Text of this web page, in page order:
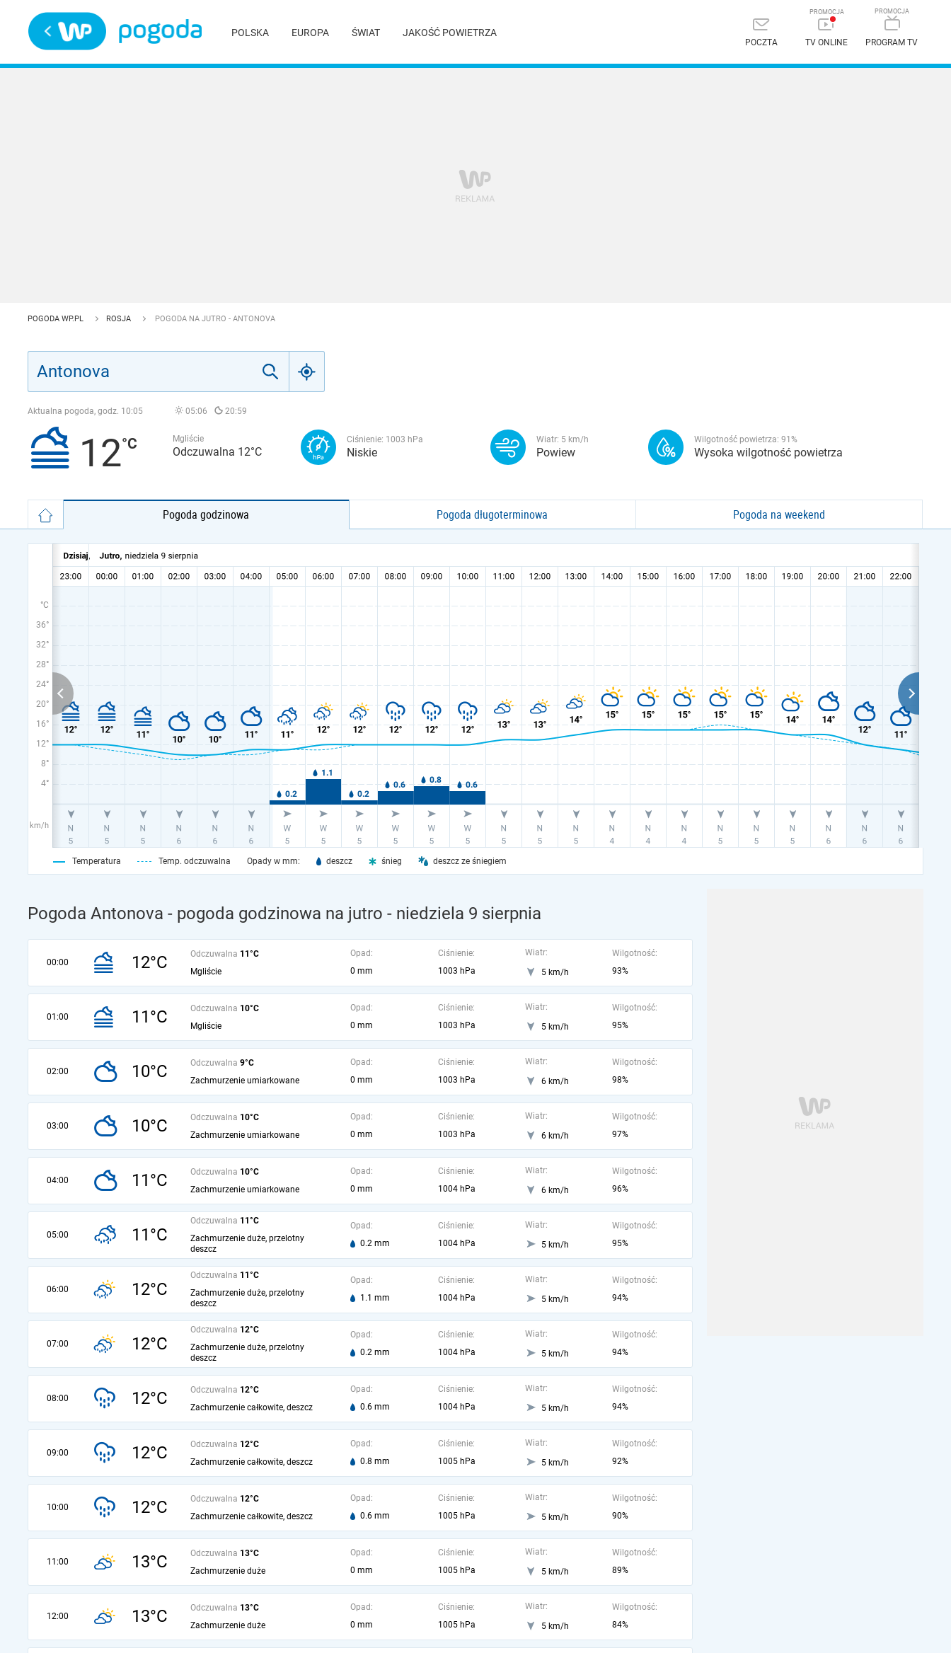
POLSKA EUROPA ŚWIAT JAKOŚĆ POWIETRZA
POCZTA TV ONLINE PROGRAM TV
POGODA WP.PL ROSJA POGODA NA JUTRO - ANTONOVA
Aktualna pogoda, godz. 10:05 05:06 20:59
12 Mgliście
Odczuwalna 12°C
Ciśnienie: 1003 hPa
Niskie
Wiatr: 5 km/h
Powiew
Wilgotność powietrza: 91 %
Wysoka wilgotność powietrza
Pogoda godzinowa Pogoda długoterminowa Pogoda na weekend
°C
36°
32°
28°
24°
20°
16°
12°
8°
4°
km/h
Temperatura Temp. odczuwalna Opady w mm: deszcz śnieg deszcz ze śniegiem
Pogoda Antonova - pogoda godzinowa na jutro - niedziela 9 sierpnia
00:00 12°C Odczuwalna 11°C
Mgliście
Opad:
0 mm
Ciśnienie:
1003 hPa
Wiatr:
5 km/h
Wilgotność:
93%
01:00 11°C Odczuwalna 10°C
Mgliście
Opad:
0 mm
Ciśnienie:
1003 hPa
Wiatr:
5 km/h
Wilgotność:
95%
02:00 10°C Odczuwalna 9°C
Zachmurzenie umiarkowane
Opad:
0 mm
Ciśnienie:
1003 hPa
Wiatr:
6 km/h
Wilgotność:
98%
03:00 10°C Odczuwalna 10°C
Zachmurzenie umiarkowane
Opad:
0 mm
Ciśnienie:
1003 hPa
Wiatr:
6 km/h
Wilgotność:
97%
04:00 11°C Odczuwalna 10°C
Zachmurzenie umiarkowane
Opad:
0 mm
Ciśnienie:
1004 hPa
Wiatr:
6 km/h
Wilgotność:
96%
05:00 11°C
Odczuwalna 11°C
Zachmurzenie duże, przelotny
deszcz
Opad:
0.2 mm
Ciśnienie:
1004 hPa
Wiatr:
5 km/h
Wilgotność:
95%
06:00 12°C
Odczuwalna 11°C
Zachmurzenie duże, przelotny
deszcz
Opad:
1.1 mm
Ciśnienie:
1004 hPa
Wiatr:
5 km/h
Wilgotność:
94%
07:00 12°C
Odczuwalna 12°C
Zachmurzenie duże, przelotny
deszcz
Opad:
0.2 mm
Ciśnienie:
1004 hPa
Wiatr:
5 km/h
Wilgotność:
94%
08:00 12°C Odczuwalna 12°C
Zachmurzenie całkowite, deszcz
Opad:
0.6 mm
Ciśnienie:
1004 hPa
Wiatr:
5 km/h
Wilgotność:
94%
09:00 12°C Odczuwalna 12°C
Zachmurzenie całkowite, deszcz
Opad:
0.8 mm
Ciśnienie:
1005 hPa
Wiatr:
5 km/h
Wilgotność:
92%
10:00 12°C Odczuwalna 12°C
Zachmurzenie całkowite, deszcz
Opad:
0.6 mm
Ciśnienie:
1005 hPa
Wiatr:
5 km/h
Wilgotność:
90%
11:00 13°C Odczuwalna 13°C
Zachmurzenie duże
Opad:
0 mm
Ciśnienie:
1005 hPa
Wiatr:
5 km/h
Wilgotność:
89%
12:00 13°C Odczuwalna 13°C
Zachmurzenie duże
Opad:
0 mm
Ciśnienie:
1005 hPa
Wiatr:
5 km/h
Wilgotność:
84%